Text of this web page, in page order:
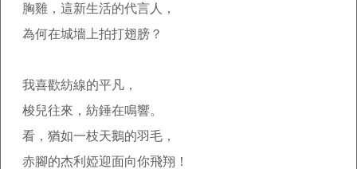
胸雞，這新生活的代言人，
為何在城墻上拍打翅膀？
我喜歡紡線的平凡，
梭兒往來，紡錘在鳴響。
看，猶如一枝天鵝的羽毛，
赤腳的杰利婭迎面向你飛翔！